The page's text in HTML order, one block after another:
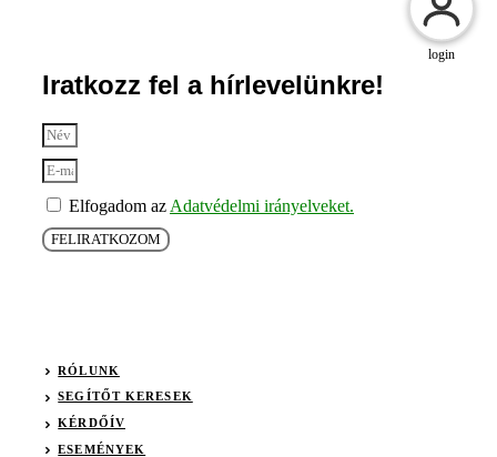
Iratkozz fel a hírlevelünkre!
Elfogadom az Adatvédelmi irányelveket.
FELIRATKOZOM
RÓLUNK
SEGÍTŐT KERESEK
KÉRDŐÍV
ESEMÉNYEK
login